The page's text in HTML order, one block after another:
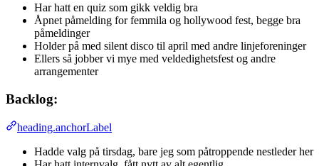
Har hatt en quiz som gikk veldig bra
Åpnet påmelding for femmila og hollywood fest, begge bra
påmeldinger
Holder på med silent disco til april med andre linjeforeninger
Ellers så jobber vi mye med veldedighetsfest og andre
arrangementer
Backlog:
heading.anchorLabel
Hadde valg på tirsdag, bare jeg som påtroppende nestleder her